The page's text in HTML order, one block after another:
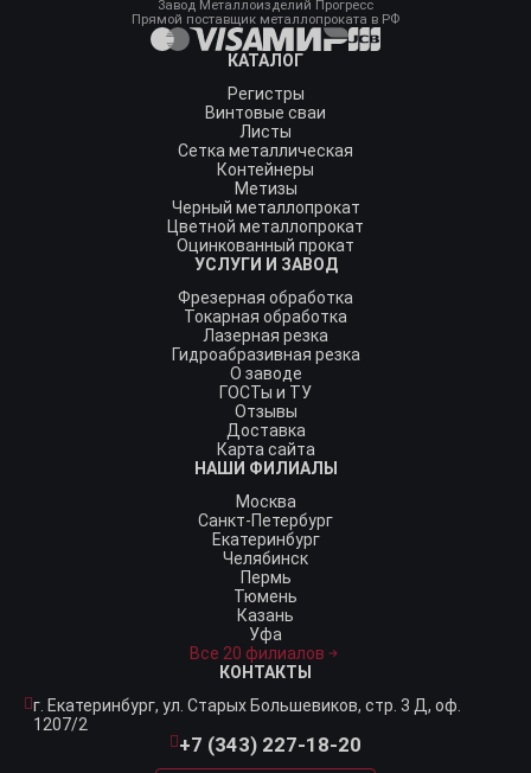
Завод Металлоизделий Прогресс
Прямой поставщик металлопроката в РФ
КАТАЛОГ
Регистры
Винтовые сваи
Листы
Сетка металлическая
Контейнеры
Метизы
Черный металлопрокат
Цветной металлопрокат
Оцинкованный прокат
УСЛУГИ И ЗАВОД
Фрезерная обработка
Токарная обработка
Лазерная резка
Гидроабразивная резка
О заводе
ГОСТы и ТУ
Отзывы
Доставка
Карта сайта
НАШИ ФИЛИАЛЫ
Москва
Санкт-Петербург
Екатеринбург
Челябинск
Пермь
Тюмень
Казань
Уфа
Все 20 филиалов
КОНТАКТЫ
г. Екатеринбург, ул. Старых Большевиков, стр. 3 Д, оф.
1207/2
+7 (343) 227-18-20